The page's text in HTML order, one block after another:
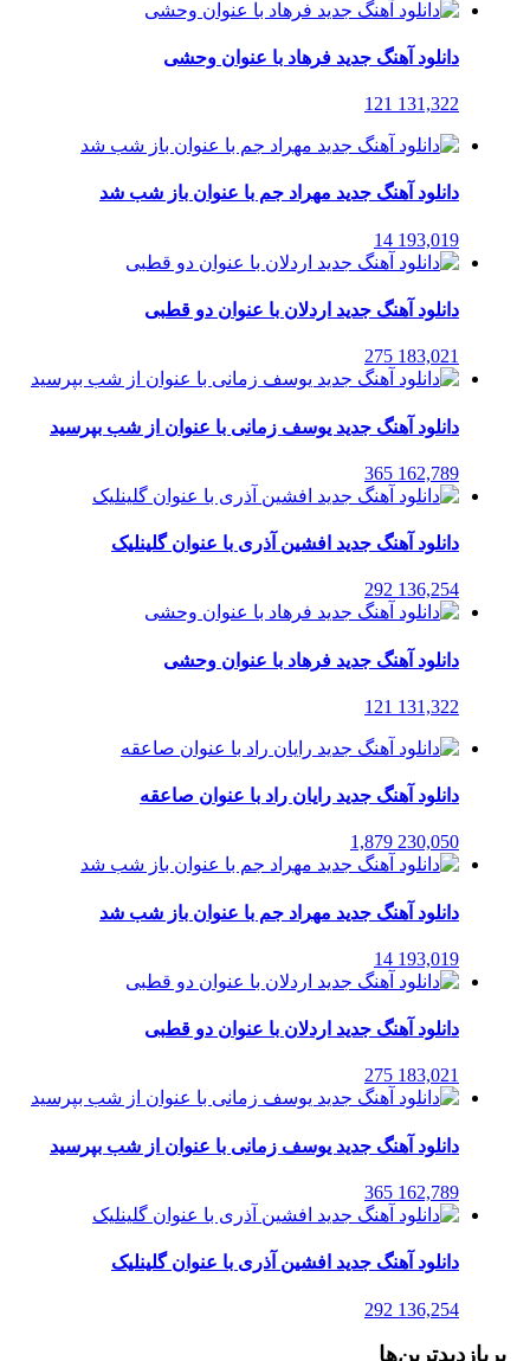
دانلود آهنگ جدید فرهاد با عنوان وحشی
131,322
121
دانلود آهنگ جدید مهراد جم با عنوان باز شب شد
193,019
14
دانلود آهنگ جدید اردلان با عنوان دو قطبی
183,021
275
دانلود آهنگ جدید یوسف زمانی با عنوان از شب بپرسید
162,789
365
دانلود آهنگ جدید افشین آذری با عنوان گلینلیک
136,254
292
دانلود آهنگ جدید فرهاد با عنوان وحشی
131,322
121
دانلود آهنگ جدید رایان راد با عنوان صاعقه
230,050
1,879
دانلود آهنگ جدید مهراد جم با عنوان باز شب شد
193,019
14
دانلود آهنگ جدید اردلان با عنوان دو قطبی
183,021
275
دانلود آهنگ جدید یوسف زمانی با عنوان از شب بپرسید
162,789
365
دانلود آهنگ جدید افشین آذری با عنوان گلینلیک
136,254
292
پربازدیدترین‌ها